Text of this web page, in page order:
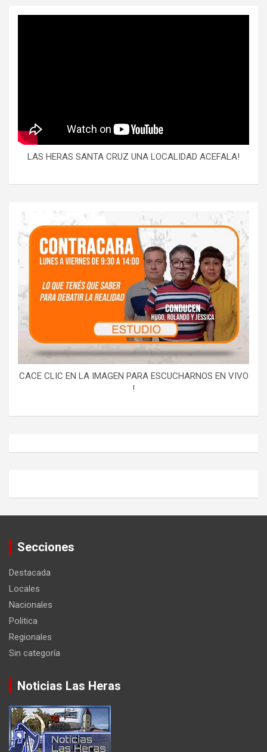
LAS HERAS SANTA CRUZ UNA LOCALIDAD ACEFALA!
CACE CLIC EN LA IMAGEN PARA ESCUCHARNOS EN VIVO
!
Secciones
Destacada
Locales
Nacionales
Politica
Regionales
Sin categoría
Noticias Las Heras